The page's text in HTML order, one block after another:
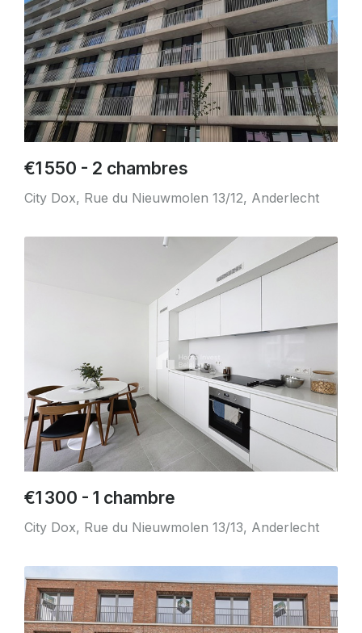
€1 550 - 2 chambres
City Dox, Rue du Nieuwmolen 13/12, Anderlecht
€1 300 - 1 chambre
City Dox, Rue du Nieuwmolen 13/13, Anderlecht